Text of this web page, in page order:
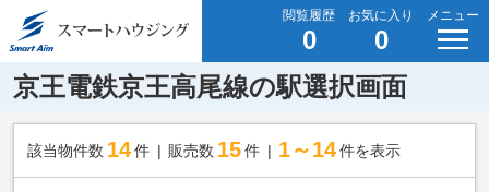
閲覧履歴
0
お気に入り
0
メニュー
京王電鉄京王高尾線の駅選択画面
該当物件数 14件 販売数 15 件 1～14 件を表示